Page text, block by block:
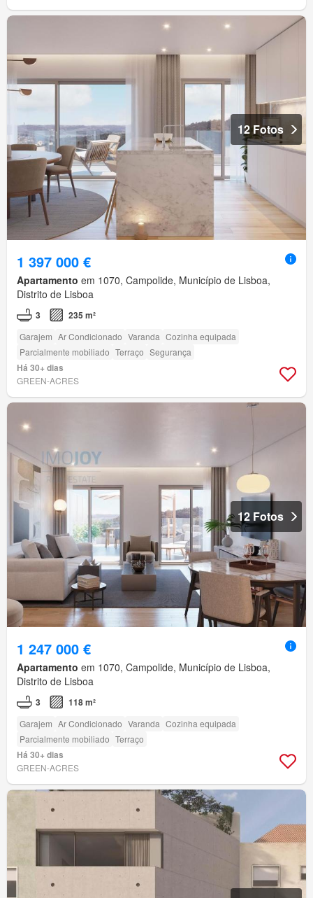
12 Fotos
1 397 000 €
Apartamento em 1070, Campolide, Município de Lisboa,
Distrito de Lisboa
3 235 m²
Garajem Ar Condicionado Varanda Cozinha equipada
Parcialmente mobiliado Terraço Segurança
Há 30+ dias
GREEN-ACRES
12 Fotos
1 247 000 €
Apartamento em 1070, Campolide, Município de Lisboa,
Distrito de Lisboa
3 118 m²
Garajem Ar Condicionado Varanda Cozinha equipada
Parcialmente mobiliado Terraço
Há 30+ dias
GREEN-ACRES